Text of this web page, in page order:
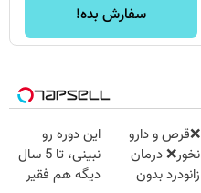
سفارش بده!
❌قرص‌ و دارو
نخور❌ درمان
زانودرد بدون
این دوره رو
نبینی، تا 5 سال
دیگه هم فقیر